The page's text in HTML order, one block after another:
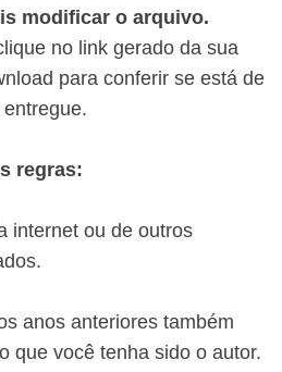
modificar o arquivo.
no link gerado da sua
para conferir se está de
regras:
internet ou de outros
anos anteriores também
que você tenha sido o autor.